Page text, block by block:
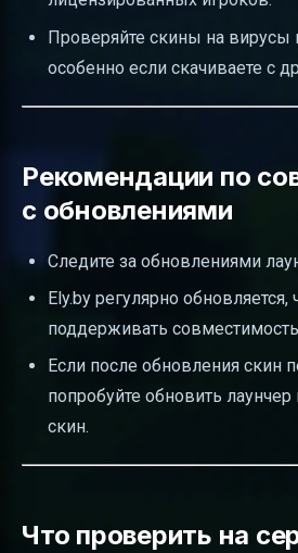
Проверяйте скины на вирусы
особенно если скачиваете с
Рекомендации по
с обновлениями
Следите за обновлениями
Ely.by регулярно обновляется,
поддерживать
Если после обновления скин
попробуйте обновить
скин.
Что проверить на